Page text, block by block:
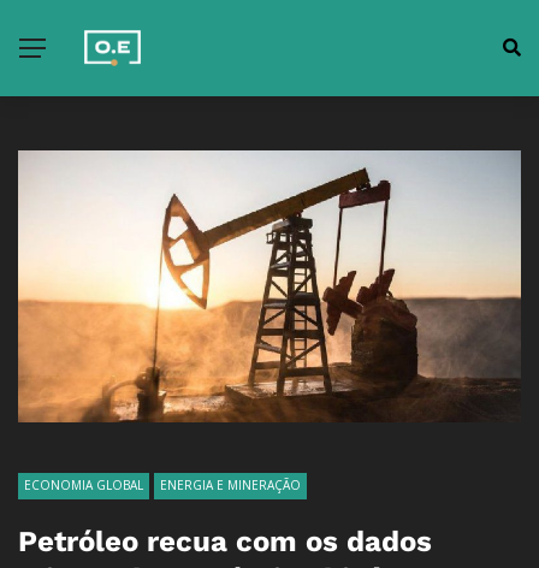
ECONOMIA GLOBAL ENERGIA E MINERAÇÃO
Petróleo recua com os dados